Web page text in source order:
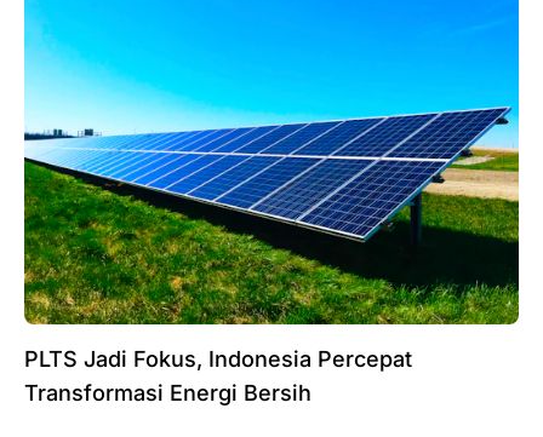
PLTS Jadi Fokus, Indonesia Percepat
Transformasi Energi Bersih